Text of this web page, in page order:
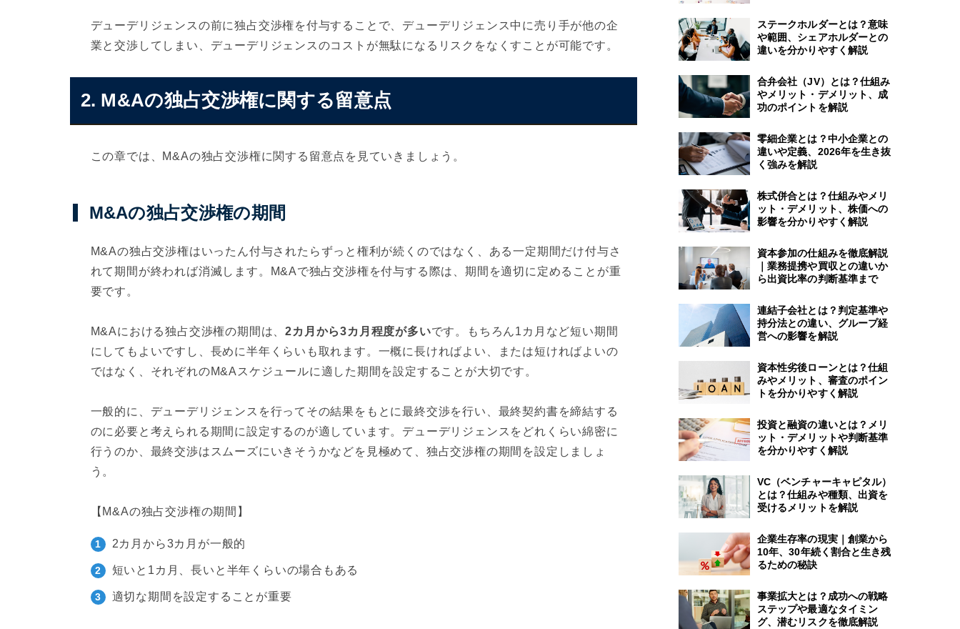
デューデリジェンスの前に独占交渉権を付与することで、デューデリジェンス中に売り手が他の企
業と交渉してしまい、デューデリジェンスのコストが無駄になるリスクをなくすことが可能です。
2. M&Aの独占交渉権に関する留意点
この章では、M&Aの独占交渉権に関する留意点を見ていきましょう。
M&Aの独占交渉権の期間
M&Aの独占交渉権はいったん付与されたらずっと権利が続くのではなく、ある一定期間だけ付与さ
れて期間が終われば消滅します。M&Aで独占交渉権を付与する際は、期間を適切に定めることが重
要です。
M&Aにおける独占交渉権の期間は、2カ月から3カ月程度が多いです。もちろん1カ月など短い期間
にしてもよいですし、長めに半年くらいも取れます。一概に長ければよい、または短ければよいの
ではなく、それぞれのM&Aスケジュールに適した期間を設定することが大切です。
一般的に、デューデリジェンスを行ってその結果をもとに最終交渉を行い、最終契約書を締結する
のに必要と考えられる期間に設定するのが適しています。デューデリジェンスをどれくらい綿密に
行うのか、最終交渉はスムーズにいきそうかなどを見極めて、独占交渉権の期間を設定しましょ
う。
【M&Aの独占交渉権の期間】
2カ月から3カ月が一般的
短いと1カ月、長いと半年くらいの場合もある
適切な期間を設定することが重要
ステークホルダーとは？意味
や範囲、シェアホルダーとの
違いを分かりやすく解説
合弁会社（JV）とは？仕組み
やメリット・デメリット、成
功のポイントを解説
零細企業とは？中小企業との
違いや定義、2026年を生き抜
く強みを解説
株式併合とは？仕組みやメリ
ット・デメリット、株価への
影響を分かりやすく解説
資本参加の仕組みを徹底解説
｜業務提携や買収との違いか
ら出資比率の判断基準まで
連結子会社とは？判定基準や
持分法との違い、グループ経
営への影響を解説
資本性劣後ローンとは？仕組
みやメリット、審査のポイン
トを分かりやすく解説
投資と融資の違いとは？メリ
ット・デメリットや判断基準
を分かりやすく解説
VC（ベンチャーキャピタル）
とは？仕組みや種類、出資を
受けるメリットを解説
企業生存率の現実｜創業から
10年、30年続く割合と生き残
るための秘訣
事業拡大とは？成功への戦略
ステップや最適なタイミン
グ、潜むリスクを徹底解説